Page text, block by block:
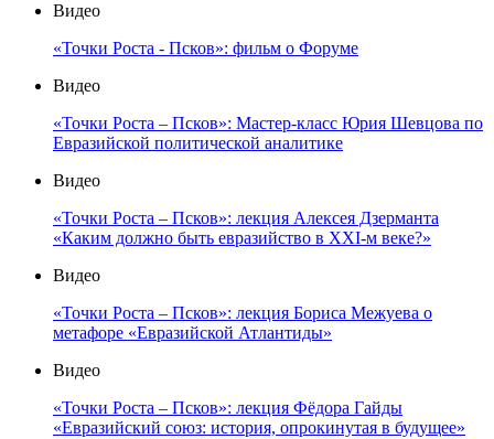
Видео
«Точки Роста - Псков»: фильм о Форуме
Видео
«Точки Роста – Псков»: Мастер-класс Юрия Шевцова по
Евразийской политической аналитике
Видео
«Точки Роста – Псков»: лекция Алексея Дзерманта
«Каким должно быть евразийство в XXI-м веке?»
Видео
«Точки Роста – Псков»: лекция Бориса Межуева о
метафоре «Евразийской Атлантиды»
Видео
«Точки Роста – Псков»: лекция Фёдора Гайды
«Евразийский союз: история, опрокинутая в будущее»